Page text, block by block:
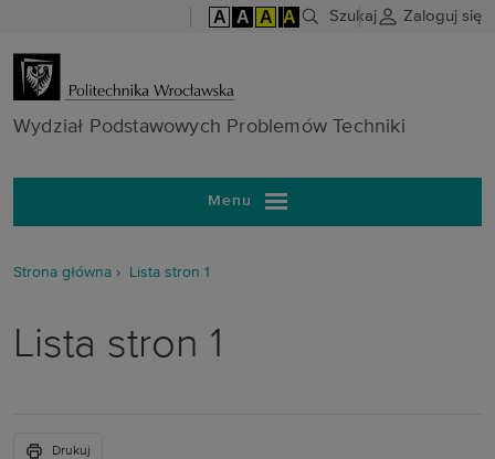
A A A A Szukaj Zaloguj się
Wydział
Wydział Podstawowych Problemów Techniki
Menu
Strona główna Lista stron 1
Lista stron 1
Drukuj